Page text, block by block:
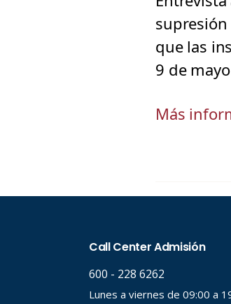
que las
9 de
Más